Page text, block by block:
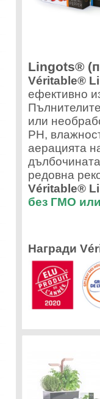
Lingots®
Véritable®
ефективно
или
PH,
аерацията
редовна
Véritable®
без ГМО
Награди